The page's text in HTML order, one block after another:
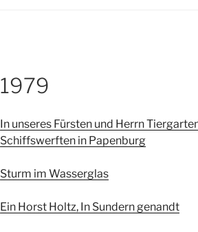
1979
In unseres Fürsten und Herrn
Schiffswerften in Papenburg
Sturm im Wasserglas
Ein Horst Holtz, In Sundern genandt